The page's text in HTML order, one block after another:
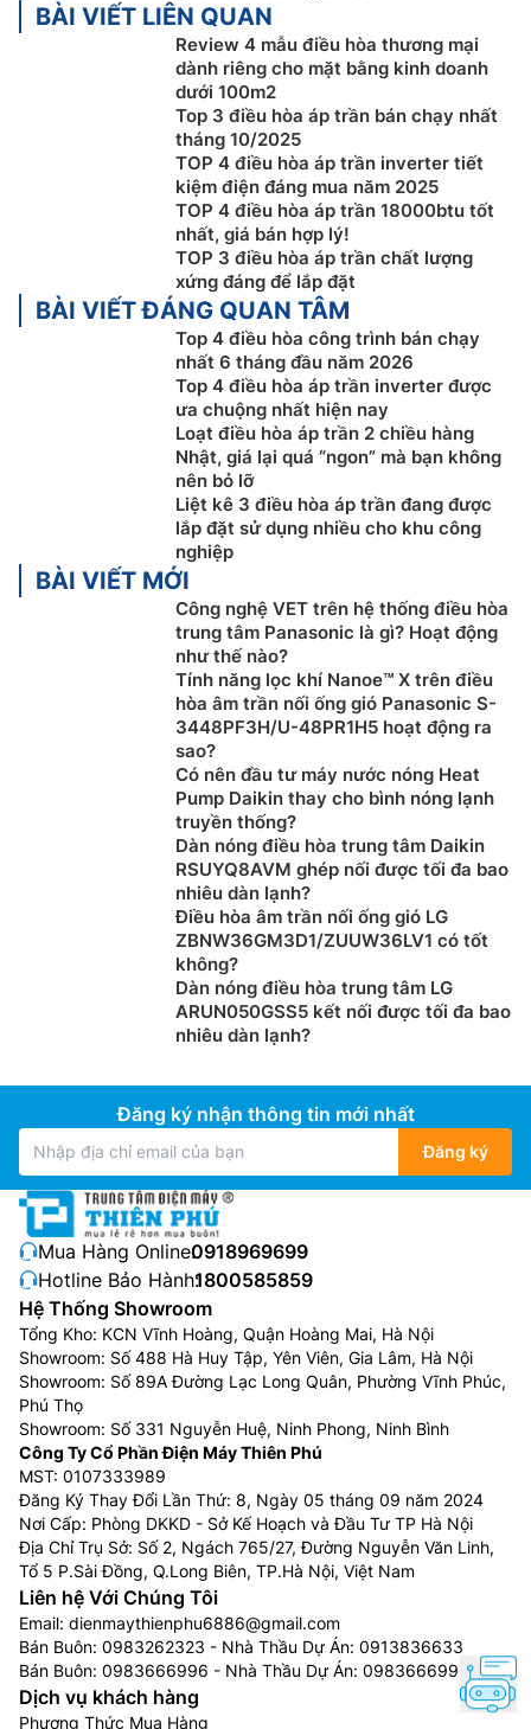
Hệ thống điều khiển cánh gió hiệu suất cao
Mitsubishi Heavy
FDE125VG/FDC125VS được cải thiện nhờ sử dụng hệ
thống motor quạt và dàn tản nhiệt có hiệu suất cao từ
đó mang lại khả năng đảo cánh gió góc rộng hơn.
Phạm vi hoạt động rộng
Công nghệ mới giúp sản phẩm điều hòa áp trần Multi
Mitsubishi 2 chiều FDE125VG/FDC125VS gia tăng
thêm phạm vi làm lạnh và sưởi ấm. Điều này cho phép
lắp đặt các thiết bị ngoài trời khi thời tiết giảm xuống
-15 đến -20 độ C khi ở chế độ sưởi và -15 độ C khi ở
BÀI VIẾT LIÊN QUAN
Review 4 mẫu điều hòa thương mại
dành riêng cho mặt bằng kinh doanh
dưới 100m2
Top 3 điều hòa áp trần bán chạy nhất
tháng 10/2025
TOP 4 điều hòa áp trần inverter tiết
kiệm điện đáng mua năm 2025
TOP 4 điều hòa áp trần 18000btu tốt
nhất, giá bán hợp lý!
TOP 3 điều hòa áp trần chất lượng
xứng đáng để lắp đặt
BÀI VIẾT ĐÁNG QUAN TÂM
Top 4 điều hòa công trình bán chạy
nhất 6 tháng đầu năm 2026
Top 4 điều hòa áp trần inverter được
ưa chuộng nhất hiện nay
Loạt điều hòa áp trần 2 chiều hàng
Nhật, giá lại quá “ngon” mà bạn không
nên bỏ lỡ
Liệt kê 3 điều hòa áp trần đang được
lắp đặt sử dụng nhiều cho khu công
nghiệp
BÀI VIẾT MỚI
Công nghệ VET trên hệ thống điều hòa
trung tâm Panasonic là gì? Hoạt động
như thế nào?
Tính năng lọc khí Nanoe™ X trên điều
hòa âm trần nối ống gió Panasonic S-
3448PF3H/U-48PR1H5 hoạt động ra
sao?
Có nên đầu tư máy nước nóng Heat
Pump Daikin thay cho bình nóng lạnh
truyền thống?
Dàn nóng điều hòa trung tâm Daikin
RSUYQ8AVM ghép nối được tối đa bao
nhiêu dàn lạnh?
Điều hòa âm trần nối ống gió LG
ZBNW36GM3D1/ZUUW36LV1 có tốt
không?
Dàn nóng điều hòa trung tâm LG
ARUN050GSS5 kết nối được tối đa bao
nhiêu dàn lạnh?
Đăng ký nhận thông tin mới nhất
Đăng ký
Mua Hàng Online:0918969699
Hotline Bảo Hành:1800585859
Hệ Thống Showroom
Tổng Kho: KCN Vĩnh Hoàng, Quận Hoàng Mai, Hà Nội
Showroom: Số 488 Hà Huy Tập, Yên Viên, Gia Lâm, Hà Nội
Showroom: Số 89A Đường Lạc Long Quân, Phường Vĩnh Phúc,
Phú Thọ
Showroom: Số 331 Nguyễn Huệ, Ninh Phong, Ninh Bình
Công Ty Cổ Phần Điện Máy Thiên Phú
MST: 0107333989
Đăng Ký Thay Đổi Lần Thứ: 8, Ngày 05 tháng 09 năm 2024
Nơi Cấp: Phòng DKKD - Sở Kế Hoạch và Đầu Tư TP Hà Nội
Địa Chỉ Trụ Sở: Số 2, Ngách 765/27, Đường Nguyễn Văn Linh,
Tổ 5 P.Sài Đồng, Q.Long Biên, TP.Hà Nội, Việt Nam
Liên hệ Với Chúng Tôi
Email: dienmaythienphu6886@gmail.com
Bán Buôn: 0983262323 - Nhà Thầu Dự Án: 0913836633
Bán Buôn: 0983666996 - Nhà Thầu Dự Án: 0983666996
Dịch vụ khách hàng
Phương Thức Mua Hàng